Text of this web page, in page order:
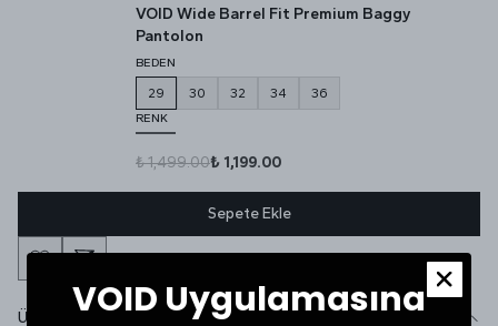
VOID Wide Barrel Fit Premium Baggy
Pantolon
BEDEN
29 30 32 34 36
RENK
₺ 1,499.00₺ 1,199.00
Sepete Ekle
Ürün DetayıVOID Uygulamasına